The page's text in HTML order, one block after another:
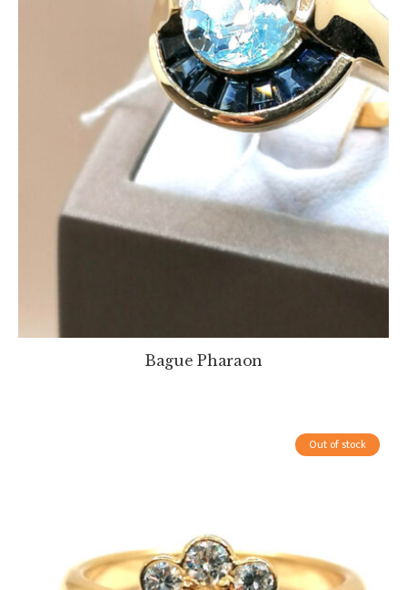
Bague Pharaon
Out of stock